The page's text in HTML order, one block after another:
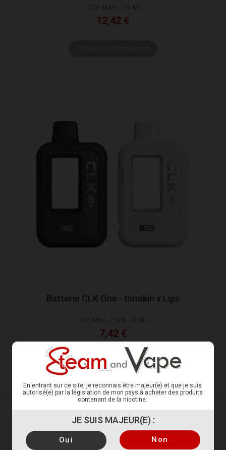
1000 MAH - 10 ML
12,42 €
Batterie CLK One - Innokin x Lips
700 MAH - 16W - 2 ML
7,42 €
Choisir déclinaison
En entrant sur ce site, je reconnais être majeur(e) et que je suis
autorisé(e) par la législation de mon pays à acheter des produits
contenant de la nicotine.
Non
Oui
JE SUIS MAJEUR(E) :